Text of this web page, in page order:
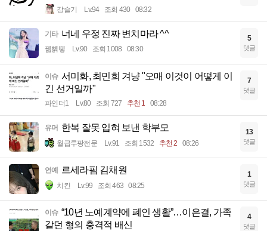
강슬기 Lv.94 조회 430 08:32
기타 너네 우정 진짜 변치마라 ^^
꿻뻵뗗 Lv.90 조회 1008 08:30
5
댓글
이슈 서미화, 최민희 겨냥 "오매 이것이 어떻게 이
긴 선거일까"
파인더1 Lv.80 조회 727 추천 1 08:28
7
댓글
유머 한복 잘못 입혀 보낸 학부모
월급루팡전문 Lv.91 조회 1532 추천 2 08:26
13
댓글
연예 르세라핌 김채원
치킨 Lv.99 조회 463 08:25
1
댓글
이슈 “10년 노예계약에 폐인 생활”…이은결, 가족
같던 형의 충격적 배신
4
댓글